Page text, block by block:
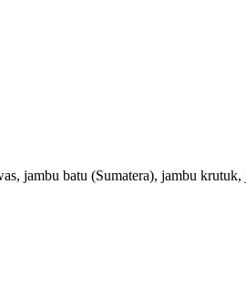
jambu batu (Sumatera), jambu